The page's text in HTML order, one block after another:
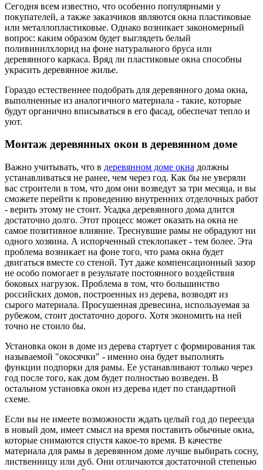
Сегодня всем известно, что особенно популярными у
покупателей, а также заказчиков являются окна пластиковые
или металлопластиковые. Однако возникает закономерный
вопрос: каким образом будет выглядеть белый
поливинилхлорид на фоне натурального бруса или
деревянного каркаса. Вряд ли пластиковые окна способны
украсить деревянное жилье.
Гораздо естественнее подобрать для деревянного дома окна,
выполненные из аналогичного материала - такие, которые
будут органично вписываться в его фасад, обеспечат тепло и
уют.
Монтаж деревянных окон в деревянном доме
Важно учитывать, что в деревянном доме окна должны
устанавливаться не ранее, чем через год. Как бы не уверяли
вас строители в том, что дом они возведут за три месяца, и вы
сможете перейти к проведению внутренних отделочных работ
- верить этому не стоит. Усадка деревянного дома длится
достаточно долго. Этот процесс может оказать на окна не
самое позитивное влияние. Треснувшие рамы не обрадуют ни
одного хозяина. А испорченный стеклопакет - тем более. Эта
проблема возникает на фоне того, что рама окна будет
двигаться вместе со стеной. Тут даже компенсационный зазор
не особо помогает в результате постоянного воздействия
боковых нагрузок. Проблема в том, что большинство
российских домов, построенных из дерева, возводят из
сырого материала. Просушенная древесина, используемая за
рубежом, стоит достаточно дорого. Хотя экономить на ней
точно не стоило бы.
Установка окон в доме из дерева стартует с формирования так
называемой "окосячки" - именно она будет выполнять
функции подпорки для рамы. Ее устанавливают только через
год после того, как дом будет полностью возведен. В
остальном установка окон из дерева идет по стандартной
схеме.
Если вы не имеете возможности ждать целый год до переезда
в новый дом, имеет смысл на время поставить обычные окна,
которые снимаются спустя какое-то время. В качестве
материала для рамы в деревянном доме лучше выбирать сосну,
лиственницу или дуб. Они отличаются достаточной степенью